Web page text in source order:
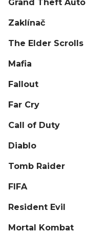
Grand Theft Auto
Zaklínač
The Elder Scrolls
Mafia
Fallout
Far Cry
Call of Duty
Diablo
Tomb Raider
FIFA
Resident Evil
Mortal Kombat